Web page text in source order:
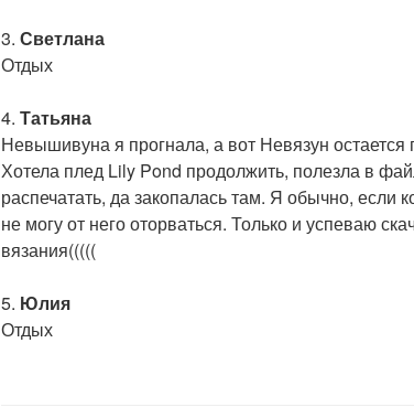
3. Светлана
Отдых
4. Татьяна
Невышивуна я прогнала, а вот Невязун остается
Хотела плед Lily Pond продолжить, полезла в
распечатать, да закопалась там. Я обычно, если
не могу от него оторваться. Только и успеваю
вязания(((((
5. Юлия
Отдых